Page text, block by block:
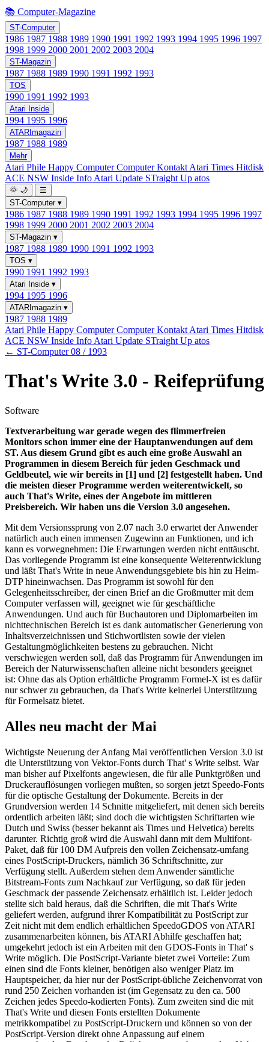
📚 Computer-Magazine
ST-Computer
1986 1987 1988 1989 1990 1991 1992 1993 1994 1995 1996 1997
1998 1999 2000 2001 2002 2003 2004
ST-Magazin
1987 1988 1989 1990 1991 1992 1993
TOS
1990 1991 1992 1993
Atari Inside
1994 1995 1996
ATARImagazin
1987 1988 1989
Mehr
Atari Phile Happy ComputerComputer Kontakt Atari Times Hitdisk
ACE NSW Inside Info Atari Update STraight Up atos
🌞 🌙
☰
ST-Computer ▾
1986 1987 1988 1989 1990 1991 1992 1993 1994 1995 1996 1997
1998 1999 2000 2001 2002 2003 2004
ST-Magazin ▾
1987 1988 1989 1990 1991 1992 1993
TOS ▾
1990 1991 1992 1993
Atari Inside ▾
1994 1995 1996
ATARImagazin ▾
1987 1988 1989
Atari Phile Happy ComputerComputer Kontakt Atari Times Hitdisk
ACE NSW Inside Info Atari Update STraight Up atos
← ST-Computer 08 / 1993
That's Write 3.0 - Reifeprüfung
Software
Textverarbeitung war gerade wegen des flimmerfreien
Monitors schon immer eine der Hauptanwendungen auf dem
ST. Aus diesem Grund gibt es auch eine große Auswahl an
Programmen in diesem Bereich für jeden Geschmack und
Geldbeutel, wie wir bereits in [1] und [2] festgestellt haben. Und
die meisten dieser Programme werden weiterentwickelt, so
auch That's Write, eines der Angebote im mittleren
Preisbereich. Wir haben uns die Version 3.0 angesehen.
Mit dem Versionssprung von 2.07 nach 3.0 erwartet der Anwender
natürlich auch einen immensen Zugewinn an Funktionen, und ich
kann es vorwegnehmen: Die Erwartungen werden nicht enttäuscht.
Das vorliegende Programm ist eine konsequente Weiterentwicklung
und läßt That's Write in neue Anwendungsgebiete bis hin zu Heim-
DTP hineinwachsen. Das Programm ist sowohl für den
Gelegenheitsschreiber, der einen Brief an die Großmutter mit dem
Computer verfassen will, geeignet wie für geschäftliche
Anwendungen. Und auch für Buchautoren und Diplomarbeiten im
nichttechnischen Bereich ist es dank automatischer Generierung von
Inhaltsverzeichnissen und Stichwortlisten sowie der vielen
Gestaltungmöglichkeiten bestens zu gebrauchen. Nicht
verschwiegen werden soll, daß das Programm für Anwendungen im
Bereich der Naturwissenschaften alleine nicht besonders geeignet
ist: Ohne das als Option erhältliche Programm Formel-X ist es dafür
nur schwer zu gebrauchen, da That's Write keinerlei Unterstützung
für Formelsatz bietet.
Alles neu macht der Mai
Wichtigste Neuerung der Anfang Mai veröffentlichen Version 3.0 ist
die Unterstützung von Vektor-Fonts durch That' s Write selbst. War
man bisher auf Pixelfonts angewiesen, die für alle Punktgrößen und
Druckerauflösungen vorliegen mußten, so sorgen jetzt Speedo-Fonts
für die optische Gestaltung der Dokumente. Bereits in der
Grundversion werden 14 Schnitte mitgeliefert, mit denen sich bereits
ordentlich arbeiten läßt; sind doch die wichtigsten Schriftarten wie
Dutch und Swiss (besser bekannt als Times und Helvetica) bereits
darunter. Richtig groß wird die Auswahl dann mit dem Multifont-
Paket, daß für 100 DM Aufpreis den vollen Zeichensatz-umfang
eines PostScript-Druckers, nämlich 36 Schriftschnitte, zur
Verfügung stellt. Außerdem stehen dem Anwender sämtliche
Bitstream-Fonts zum Nachkauf zur Verfügung, so daß für jeden
Geschmack der passende Zeichensatz erhältlich ist. Leider jedoch
stellte sich bald heraus, daß die Schriften, die mit That's Write
geliefert werden, aufgrund ihrer Kompatibilität zu PostScript zur
Zeit nicht mit dem endlich erhältlichen SpeedoGDOS von ATARI
zusammenarbeiten können, bis ATARI Abhilfe geschaffen hat;
umgekehrt jedoch ist ein Arbeiten mit den GDOS-Fonts in That' s
Write möglich. Die PostScript-Variante bietet zwei Vorteile: Zum
einen sind die Fonts kleiner, benötigen also weniger Platz im
Hauptspeicher, da hier nur der PostScript-übliche Zeichenvorrat von
rund 250 Zeichen vorhanden ist (im Gegensatz zu den ca. 500
Zeichen jedes Speedo-kodierten Fonts). Zum zweiten sind die mit
That's Write und diesen Fonts erstellten Dokumente
metrikkompatibel zu PostScript-Druckern und können so von der
PostScript-Version direkt ohne Anpassung auf einem